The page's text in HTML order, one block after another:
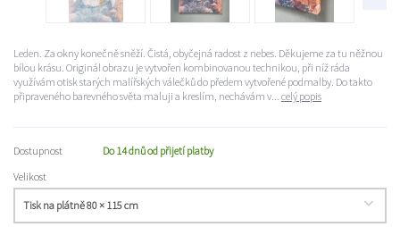
Leden. Za okny konečně sněží. Čistá, obyčejná radost z nebes. Děkujeme za tu něžnou
bílou krásu. Originál obrazu je vytvořen kombinovanou technikou, při níž ráda
využívám otisk starých malířských válečků do předem vytvořené podmalby. Do takto
připraveného barevného světa maluji a kreslím, nechávám v... celý popis
Dostupnost
Do 14 dnů od přijetí platby
Velikost